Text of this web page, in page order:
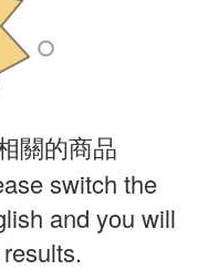
關的商品
switch the
and you will